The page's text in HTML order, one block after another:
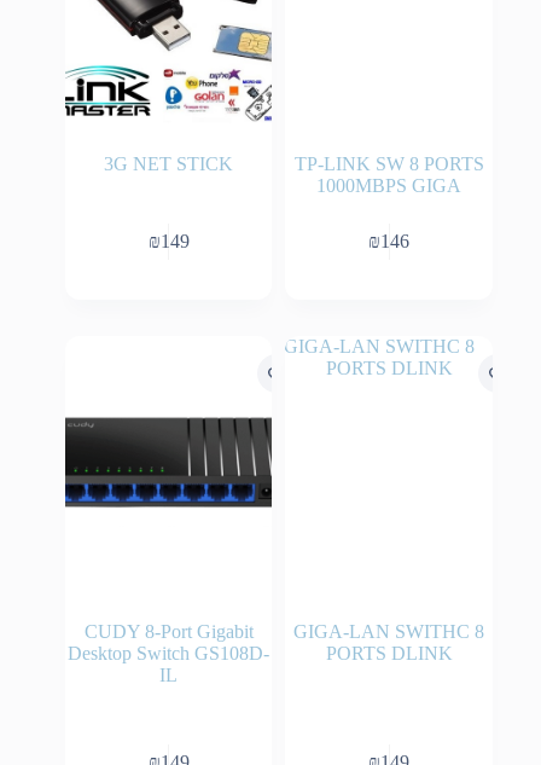
TP-LINK SW 8 PORTS
1000MBPS GIGA
₪146
3G NET STICK
₪149
GIGA-LAN SWITHC 8
PORTS DLINK
CUDY 8-Port Gigabit
Desktop Switch GS108D-
IL